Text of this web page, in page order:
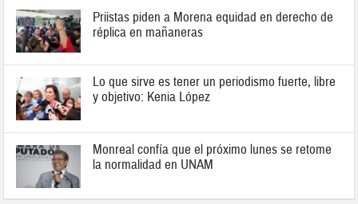
Priistas piden a Morena equidad en derecho de
réplica en mañaneras
Lo que sirve es tener un periodismo fuerte, libre
y objetivo: Kenia López
Monreal confía que el próximo lunes se retome
la normalidad en UNAM